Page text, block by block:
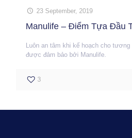
23 September, 2019
Manulife – Điểm Tựa Đầu
Luôn an tâm khi kế hoạch cho
được đảm bảo bởi Manulife.
3